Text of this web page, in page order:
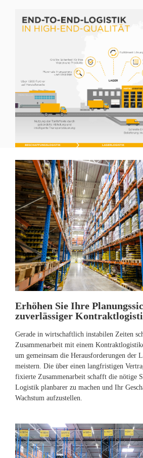
Erhöhen Sie Ihre
zuverlässiger
Gerade in wirtschaftlich instabilen Zeiten
Zusammenarbeit mit einem
um gemeinsam die Herausforderungen der
meistern. Die über einen langfristigen
fixierte Zusammenarbeit schafft die nötige
Logistik planbarer zu machen und Ihr
Wachstum aufzustellen.